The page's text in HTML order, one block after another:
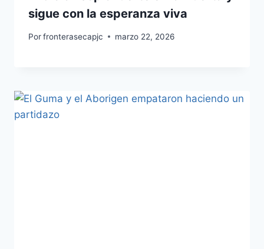
sigue con la esperanza viva
Porfronterasecapjc marzo 22, 2026